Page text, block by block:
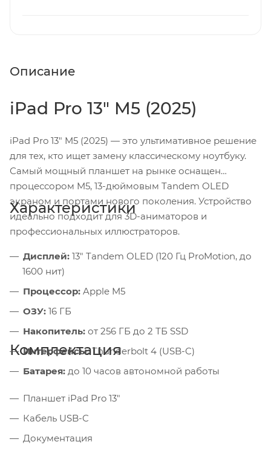
Описание
iPad Pro 13" M5 (2025)
iPad Pro 13" M5 (2025) — это ультимативное решение
для тех, кто ищет замену классическому ноутбуку.
Самый мощный планшет на рынке оснащен
процессором M5, 13-дюймовым Tandem OLED
экраном и портами нового поколения. Устройство
идеально подходит для 3D-аниматоров и
профессиональных иллюстраторов.
Характеристики
Дисплей: 13" Tandem OLED (120 Гц ProMotion, до
1600 нит)
Процессор: Apple M5
ОЗУ: 16 ГБ
Накопитель: от 256 ГБ до 2 ТБ SSD
Интерфейсы:Thunderbolt 4 (USB-C)
Батарея: до 10 часов автономной работы
Комплектация
Планшет iPad Pro 13"
Кабель USB-C
Документация